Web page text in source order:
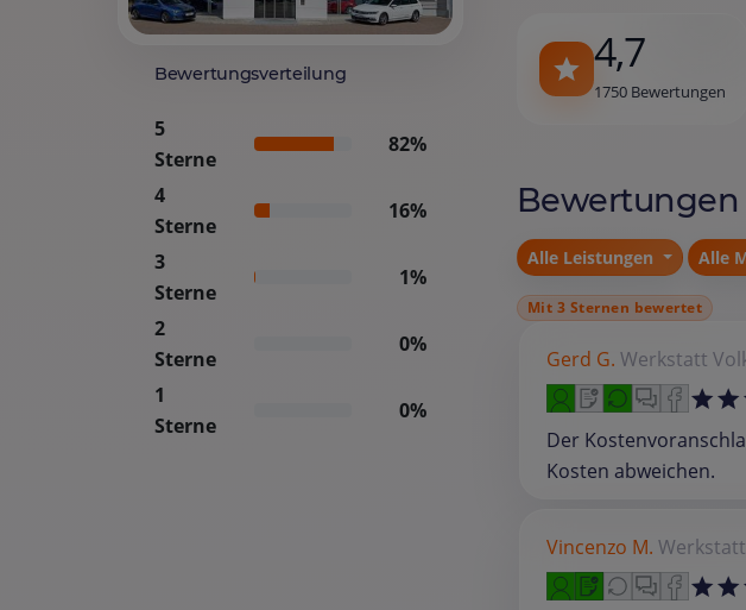
Bewertungsverteilung
5
Sterne
82%
4
Sterne
16%
3
Sterne
1%
2
Sterne
0%
1
Sterne
0%
4,7
1750 Bewertungen
Bewertungen
Alle Leistungen Alle
Mit 3 Sternen bewertet
Gerd G. Werkstatt
Der
Kosten abweichen.
Vincenzo M. Werkstatt